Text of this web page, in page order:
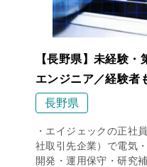
【長野県】未経験
エンジニア／経験者
長野県
・エイジェックの正社
社取引先企業）で電気
開発・運用保守・研究